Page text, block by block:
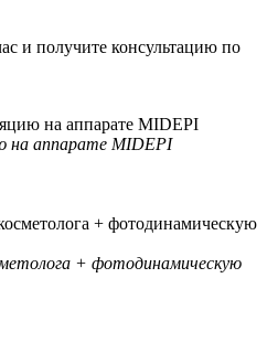
и получите консультацию по
на аппарате MIDEPI
+ фотодинамическую